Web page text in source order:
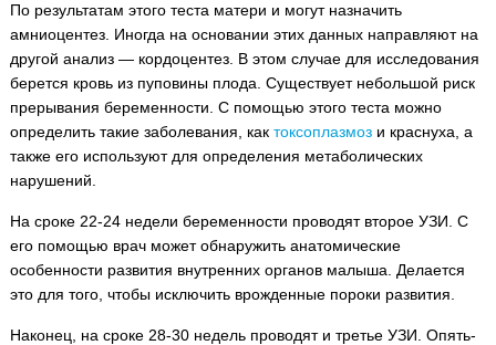
По результатам этого теста матери и могут назначить
амниоцентез. Иногда на основании этих данных направляют на
другой анализ — кордоцентез. В этом случае для исследования
берется кровь из пуповины плода. Существует небольшой риск
прерывания беременности. С помощью этого теста можно
определить такие заболевания, как токсоплазмози краснуха, а
также его используют для определения метаболических
нарушений.
На сроке 22-24 недели беременности проводят второе УЗИ. С
его помощью врач может обнаружить анатомические
особенности развития внутренних органов малыша. Делается
это для того, чтобы исключить врожденные пороки развития.
Наконец, на сроке 28-30 недель проводят и третье УЗИ. Опять-